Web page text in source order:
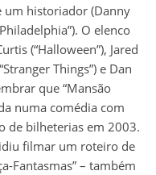
um historiador (Danny
O elenco
(“Halloween”), Jared
Things”) e Dan
que “Mansão
numa comédia com
de bilheterias em 2003.
filmar um roteiro de
Fantasmas” – também